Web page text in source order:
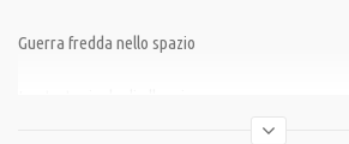
Guerra fredda nello spazio